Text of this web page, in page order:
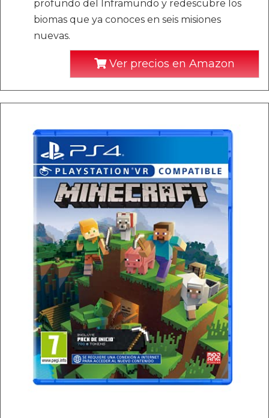
profundo del Inframundo y redescubre los
biomas que ya conoces en seis misiones
nuevas.
Ver precios en Amazon